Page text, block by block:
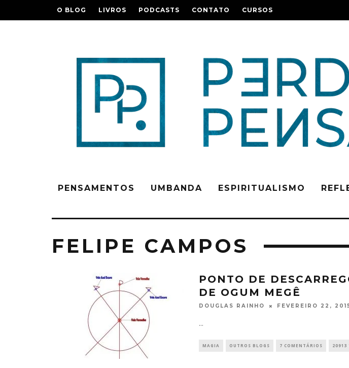
O BLOG LIVROS PODCASTS CONTATO CURSOS
PENSAMENTOS UMBANDA ESPIRITUALISMO
FELIPE CAMPOS
PONTO DE
DE OGUM MEGÊ
DOUGLAS RAINHO FEVEREIRO 22,
...
MAGIA OUTROS BLOGS 7 COMENTÁRIOS 20913